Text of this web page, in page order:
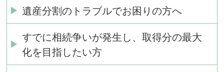
遺産分割のトラブルでお困りの方へ
すでに相続争いが発生し、取得分の最大
化を目指したい方